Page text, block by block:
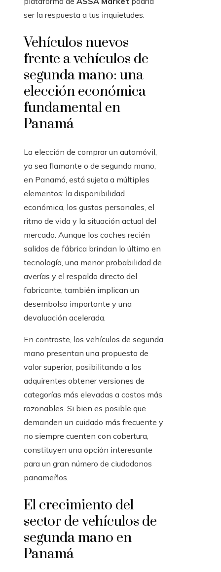
ser la respuesta a tus inquietudes.
Vehículos nuevos
frente a vehículos de
segunda mano: una
elección económica
fundamental en
Panamá
La elección de comprar un automóvil,
ya sea flamante o de segunda mano,
en Panamá, está sujeta a múltiples
elementos: la disponibilidad
económica, los gustos personales, el
ritmo de vida y la situación actual del
mercado. Aunque los coches recién
salidos de fábrica brindan lo último en
tecnología, una menor probabilidad de
averías y el respaldo directo del
fabricante, también implican un
desembolso importante y una
devaluación acelerada.
En contraste, los vehículos de segunda
mano presentan una propuesta de
valor superior, posibilitando a los
adquirentes obtener versiones de
categorías más elevadas a costos más
razonables. Si bien es posible que
demanden un cuidado más frecuente y
no siempre cuenten con cobertura,
constituyen una opción interesante
para un gran número de ciudadanos
panameños.
El crecimiento del
sector de vehículos de
segunda mano en
Panamá